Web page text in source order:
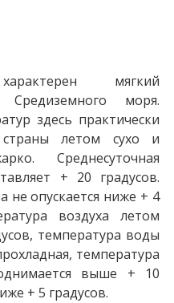
мягкий
Средиземного моря.
здесь практически
летом сухо и
Среднесуточная
+ 20 градусов.
не опускается ниже + 4
воздуха летом
температура воды
температура
выше + 10
+ 5 градусов.